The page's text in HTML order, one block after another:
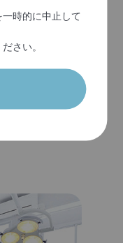
時的に中止して
さい。
を手術で完全に取り
ができますので日